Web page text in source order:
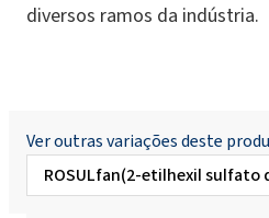
diversos ramos da indústria.
Ver outras variações deste
ROSULfan(2-etilhexil sulfato